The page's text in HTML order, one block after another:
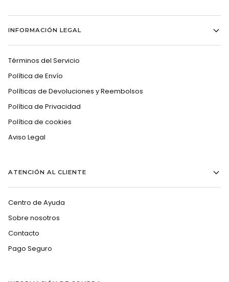
INFORMACIÓN LEGAL
Términos del Servicio
Política de Envío
Políticas de Devoluciones y Reembolsos
Política de Privacidad
Política de cookies
Aviso Legal
ATENCIÓN AL CLIENTE
Centro de Ayuda
Sobre nosotros
Contacto
Pago Seguro